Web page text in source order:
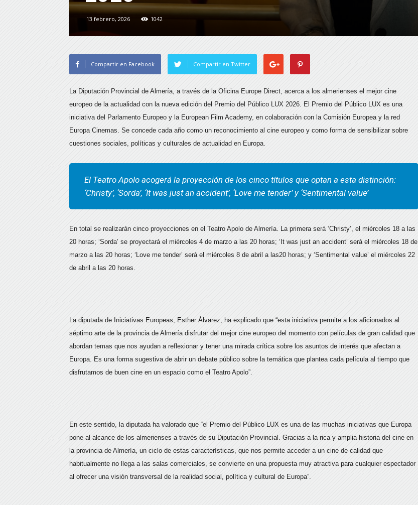
13 febrero, 2026 1042
Compartir en Facebook Compartir en Twitter
La Diputación Provincial de Almería, a través de la Oficina Europe Direct, acerca a los almerienses el mejor cine
europeo de la actualidad con la nueva edición del Premio del Público LUX 2026. El Premio del Público LUX es una
iniciativa del Parlamento Europeo y la European Film Academy, en colaboración con la Comisión Europea y la red
Europa Cinemas. Se concede cada año como un reconocimiento al cine europeo y como forma de sensibilizar sobre
cuestiones sociales, políticas y culturales de actualidad en Europa.
El Teatro Apolo acogerá la proyección de los cinco títulos que optan a esta distinción:
‘Christy’, ‘Sorda’, ‘It was just an accident’, ‘Love me tender’ y ‘Sentimental value’
En total se realizarán cinco proyecciones en el Teatro Apolo de Almería. La primera será ‘Christy’, el miércoles 18 a las
20 horas; ‘Sorda’ se proyectará el miércoles 4 de marzo a las 20 horas; ‘It was just an accident’ será el miércoles 18 de
marzo a las 20 horas; ‘Love me tender’ será el miércoles 8 de abril a las20 horas; y ‘Sentimental value’ el miércoles 22
de abril a las 20 horas.
La diputada de Iniciativas Europeas, Esther Álvarez, ha explicado que “esta iniciativa permite a los aficionados al
séptimo arte de la provincia de Almería disfrutar del mejor cine europeo del momento con películas de gran calidad que
abordan temas que nos ayudan a reflexionar y tener una mirada crítica sobre los asuntos de interés que afectan a
Europa. Es una forma sugestiva de abrir un debate público sobre la temática que plantea cada película al tiempo que
disfrutamos de buen cine en un espacio como el Teatro Apolo”.
En este sentido, la diputada ha valorado que “el Premio del Público LUX es una de las muchas iniciativas que Europa
pone al alcance de los almerienses a través de su Diputación Provincial. Gracias a la rica y amplia historia del cine en
la provincia de Almería, un ciclo de estas características, que nos permite acceder a un cine de calidad que
habitualmente no llega a las salas comerciales, se convierte en una propuesta muy atractiva para cualquier espectador
al ofrecer una visión transversal de la realidad social, política y cultural de Europa”.